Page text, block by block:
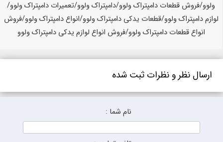
ولوو/فروش قطعات دامپتراک ولوو/دامپتراک ولوو/تعمیرات دامپتراک ولوو/
لوازم دامپتراک ولوو/قطعات یدکی دامپتراک ولوو/انواع دامپتراک ولوو/فروش
انواع قطعات دامپتراک ولوو/فروش انواع لوازم یدکی دامپتراک ولوو
ارسال نظر و نظرات ثبت شده
نام شما :